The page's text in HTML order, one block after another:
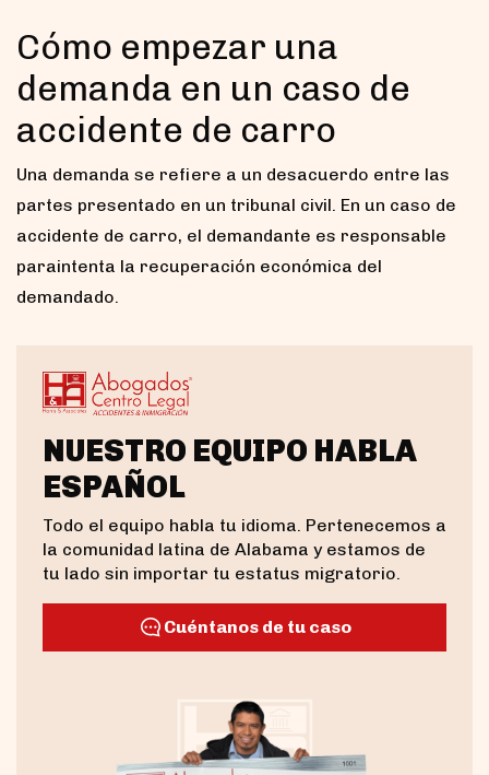
Cómo empezar una
demanda en un caso de
accidente de carro
Una demanda se refiere a un desacuerdo entre las
partes presentado en un tribunal civil. En un caso de
accidente de carro, el demandante es responsable
paraintenta la recuperación económica del
demandado.
NUESTRO EQUIPO HABLA
ESPAÑOL
Todo el equipo habla tu idioma. Pertenecemos a
la comunidad latina de Alabama y estamos de
tu lado sin importar tu estatus migratorio.
Cuéntanos de tu caso